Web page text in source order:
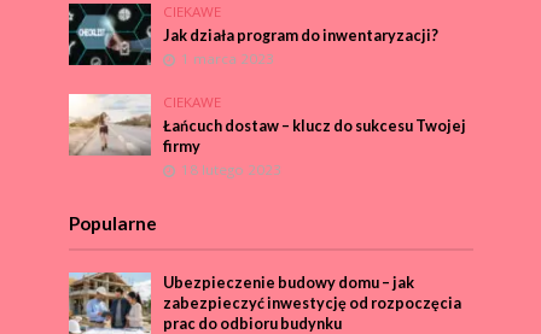
CIEKAWE
Jak działa program do inwentaryzacji?
1 marca 2023
CIEKAWE
Łańcuch dostaw – klucz do sukcesu Twojej
firmy
18 lutego 2023
Popularne
Ubezpieczenie budowy domu – jak
zabezpieczyć inwestycję od rozpoczęcia
prac do odbioru budynku